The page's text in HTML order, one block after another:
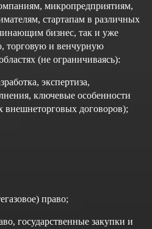
микропредприятиям,
стартапам в различных
бизнес, так и уже
торговую и венчурную
(не ограничиваясь):
экспертиза,
ключевые особенности
внешнеторговых договоров);
право;
государственные закупки и